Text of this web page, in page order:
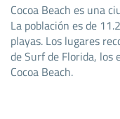
Cocoa Beach es una
La población es de
playas. Los lugares
de Surf de Florida, los
Cocoa Beach.